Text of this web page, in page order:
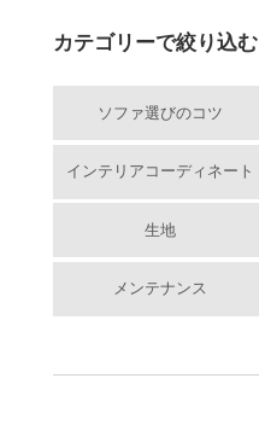
カテゴリーで絞り込む
ソファ選びのコツ
インテリアコーディネート
生地
メンテナンス